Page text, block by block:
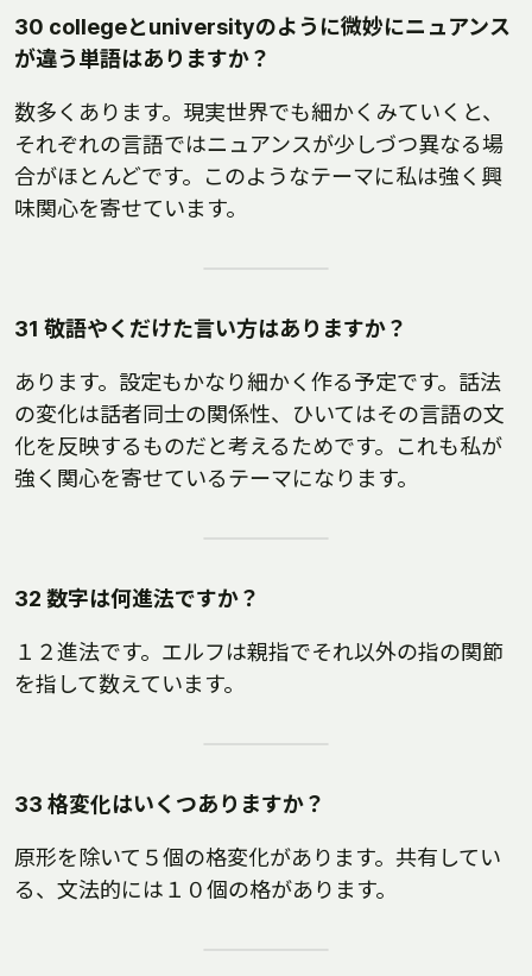
30 collegeとuniversityのように微妙にニュアンス
が違う単語はありますか？
数多くあります。現実世界でも細かくみていくと、
それぞれの言語ではニュアンスが少しづつ異なる場
合がほとんどです。このようなテーマに私は強く興
味関心を寄せています。
31 敬語やくだけた言い方はありますか？
あります。設定もかなり細かく作る予定です。話法
の変化は話者同士の関係性、ひいてはその言語の文
化を反映するものだと考えるためです。これも私が
強く関心を寄せているテーマになります。
32 数字は何進法ですか？
１２進法です。エルフは親指でそれ以外の指の関節
を指して数えています。
33 格変化はいくつありますか？
原形を除いて５個の格変化があります。共有してい
る、文法的には１０個の格があります。